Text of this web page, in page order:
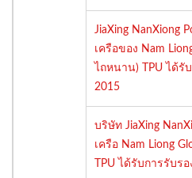
JiaXing NanXiong
เครือของ Nam
ไถหนาน) TPU ได้รั
2015
บริษัท JiaXing
เครือ Nam Liong
TPU ได้รับการรับร